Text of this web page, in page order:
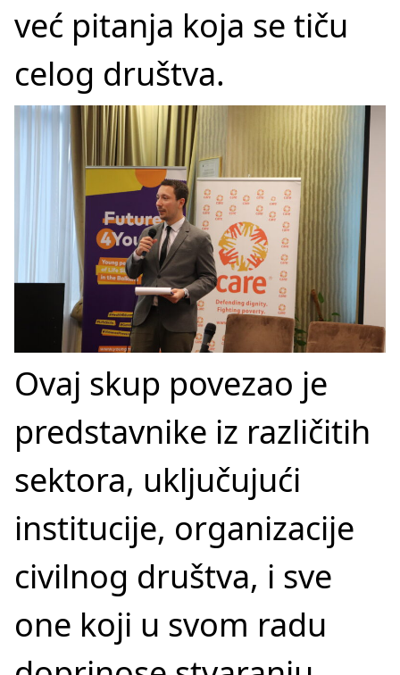
već pitanja koja se tiču
celog društva.
Ovaj skup povezao je
predstavnike iz različitih
sektora, uključujući
institucije, organizacije
civilnog društva, i sve
one koji u svom radu